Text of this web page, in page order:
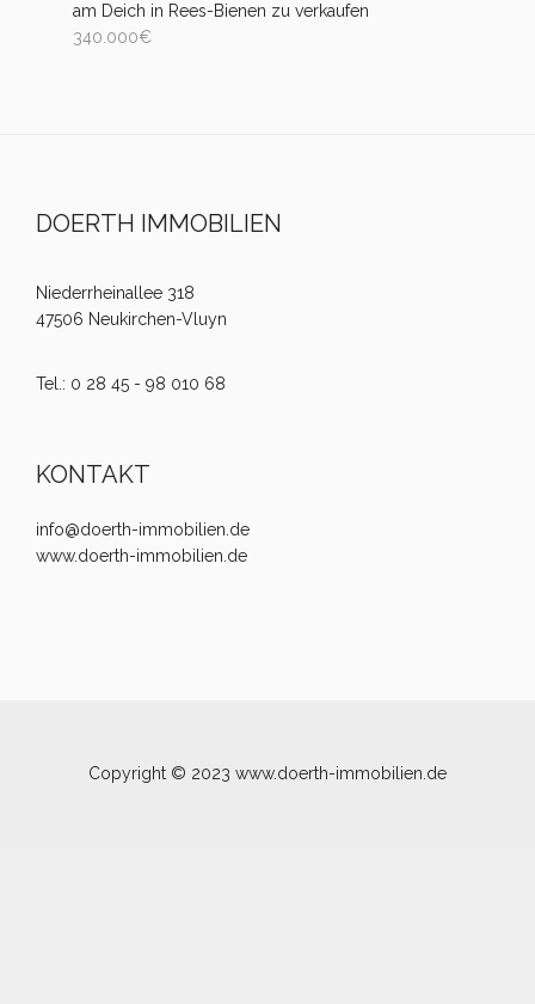
am Deich in Rees-Bienen zu verkaufen
340.000€
DOERTH IMMOBILIEN
Niederrheinallee 318
47506 Neukirchen-Vluyn
Tel.: 0 28 45 - 98 010 68
KONTAKT
info@doerth-immobilien.de
www.doerth-immobilien.de
Copyright © 2023 www.doerth-immobilien.de